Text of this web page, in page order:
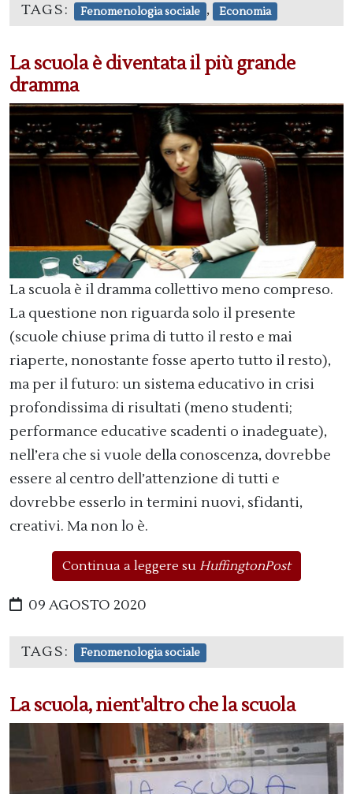
TAGS: Fenomenologia sociale , Economia
La scuola è diventata il più grande
dramma
La scuola è il dramma collettivo meno compreso.
La questione non riguarda solo il presente
(scuole chiuse prima di tutto il resto e mai
riaperte, nonostante fosse aperto tutto il resto),
ma per il futuro: un sistema educativo in crisi
profondissima di risultati (meno studenti;
performance educative scadenti o inadeguate),
nell’era che si vuole della conoscenza, dovrebbe
essere al centro dell’attenzione di tutti e
dovrebbe esserlo in termini nuovi, sfidanti,
creativi. Ma non lo è.
Continua a leggere su HuffingtonPost
09 AGOSTO 2020
TAGS: Fenomenologia sociale
La scuola, nient'altro che la scuola